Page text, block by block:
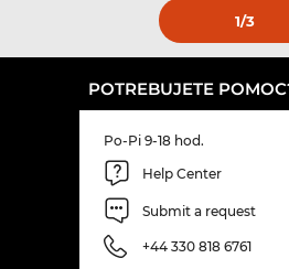
1/3
POTREBUJETE
Po-Pi 9-18 hod.
Help Center
Submit a request
+44 330 818 6761